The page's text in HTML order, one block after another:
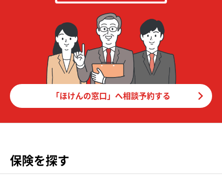
「ほけんの窓口」へ相談予約する
保険を探す